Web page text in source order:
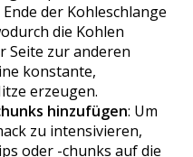
der Kohleschlange
die Kohlen
Seite zur anderen
konstante,
erzeugen.
hinzufügen: Um
zu intensivieren,
oder -chunks auf die